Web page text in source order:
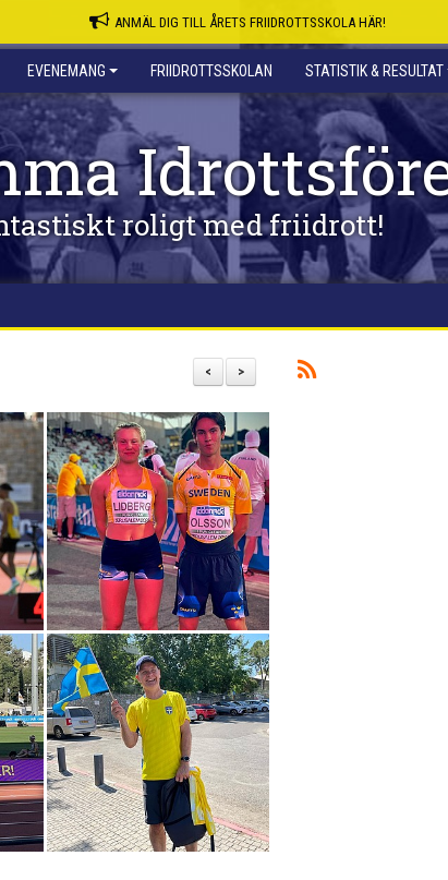
ANMÄL DIG TILL ÅRETS FRIIDROTTSSKOLA HÄR!
EVENEMANG FRIIDROTTSSKOLAN STATISTIK & RESULTAT
roligt med friidrott!
>
<